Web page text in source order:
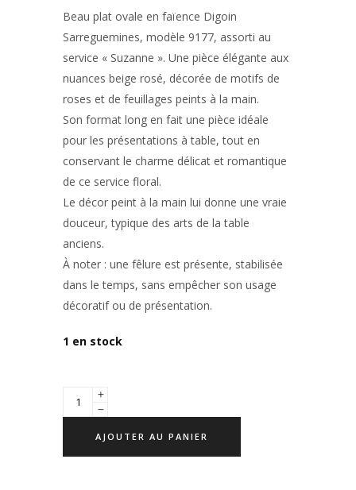
Beau plat ovale en faïence Digoin
Sarreguemines, modèle 9177, assorti au
service « Suzanne ». Une pièce élégante aux
nuances beige rosé, décorée de motifs de
roses et de feuillages peints à la main.
Son format long en fait une pièce idéale
pour les présentations à table, tout en
conservant le charme délicat et romantique
de ce service floral.
Le décor peint à la main lui donne une vraie
douceur, typique des arts de la table
anciens.
À noter : une fêlure est présente, stabilisée
dans le temps, sans empêcher son usage
décoratif ou de présentation.
1 en stock
AJOUTER AU PANIER